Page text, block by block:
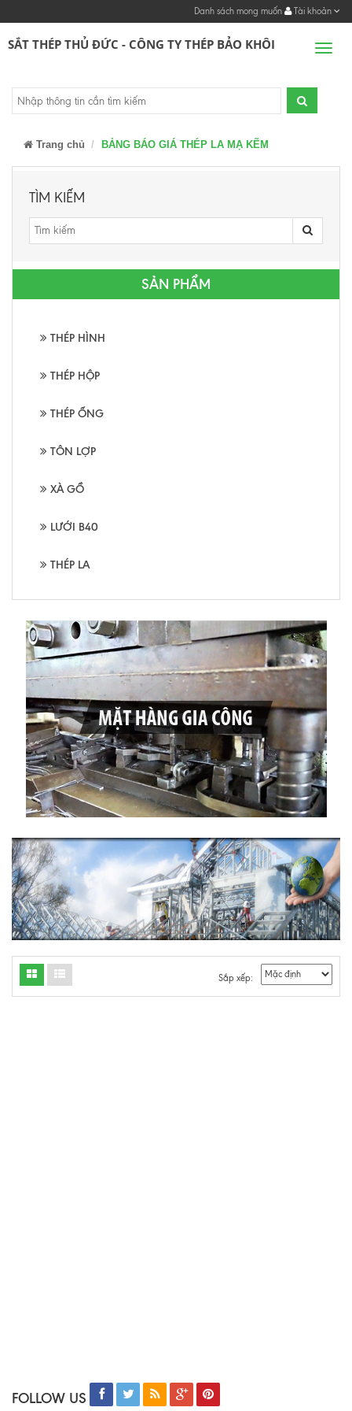
Danh sách mong muốn Tài khoản
SẮT THÉP THỦ ĐỨC - CÔNG TY THÉP BẢO KHÔI
Trang chủ BẢNG BÁO GIÁ THÉP LA MẠ KẼM
TÌM KIẾM
SẢN PHẨM
THÉP HÌNH
THÉP HỘP
THÉP ỐNG
TÔN LỢP
XÀ GỒ
LƯỚI B40
THÉP LA
Sắp xếp:
FOLLOW US